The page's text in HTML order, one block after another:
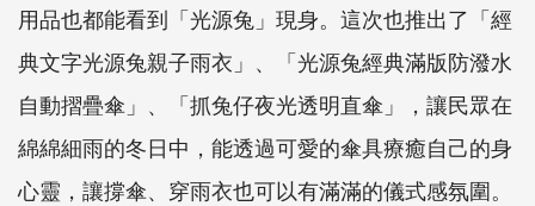
用品也都能看到「光源兔」現身。這次也推出了「經
典文字光源兔親子雨衣」、「光源兔經典滿版防潑水
自動摺疊傘」、「抓兔仔夜光透明直傘」，讓民眾在
綿綿細雨的冬日中，能透過可愛的傘具療癒自己的身
心靈，讓撐傘、穿雨衣也可以有滿滿的儀式感氛圍。